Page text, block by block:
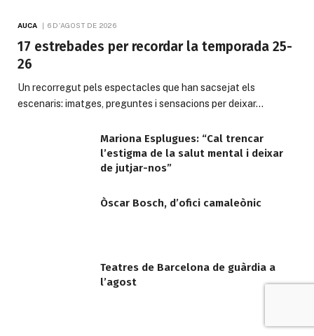
AUCA 6 D'AGOST DE 2026
17 estrebades per recordar la temporada 25-
26
Un recorregut pels espectacles que han sacsejat els
escenaris: imatges, preguntes i sensacions per deixar…
Mariona Esplugues: “Cal trencar
l’estigma de la salut mental i deixar
de jutjar-nos”
Òscar Bosch, d’ofici camaleònic
Teatres de Barcelona de guàrdia a
l’agost